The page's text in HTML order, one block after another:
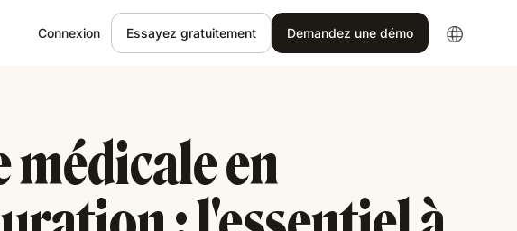
Connexion Essayez gratuitement Demandez une démo
médicale en